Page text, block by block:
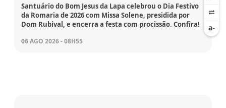
Santuário do Bom Jesus da Lapa celebrou o Dia Festivo
da Romaria de 2026 com Missa Solene, presidida por
Dom Rubival, e encerra a festa com procissão. Confira!
06 AGO 2026 - 08H55